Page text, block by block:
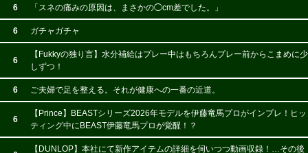
6 「スネの痛みの原因は、まさかの◯cm差でした。」
6 ガチャガチャ
6
【Fukkyの独り言】水分補給はプレー中はもちろんプレー前からこまめに少
しずつ！
6 ご夫婦で足を整える。それが健康への一番の近道。
6
【Prince】BEASTシリーズ2026年モデルを伊藤竜馬プロがインプレ！ヒッ
ティング中にBEAST伊藤竜馬プロが覚醒！？
【DUNLOP】本社にて新作アイテムの詳細を伺いつつ動画収録！…その後